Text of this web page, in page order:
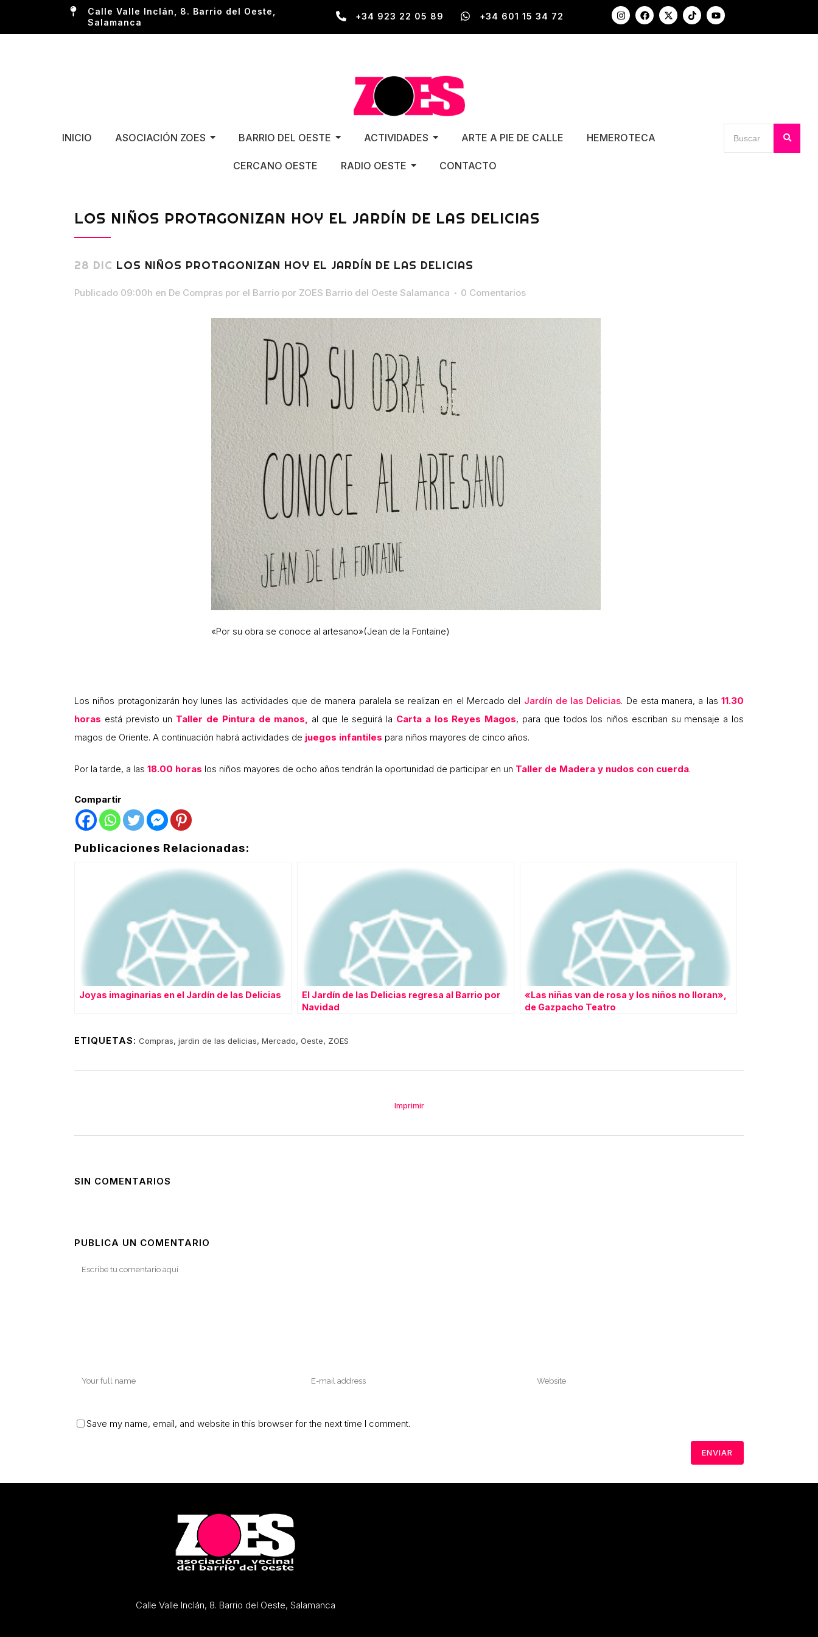
Calle Valle Inclán, 8. Barrio del Oeste,
Salamanca
+34 923 22 05 89 +34 601 15 34 72
INICIO ASOCIACIÓN ZOES BARRIO DEL OESTE ACTIVIDADES ARTE A PIE DE CALLE HEMEROTECA
CERCANO OESTE RADIO OESTE CONTACTO
LOS NIÑOS PROTAGONIZAN HOY EL JARDÍN DE LAS DELICIAS
28 DIC LOS NIÑOS PROTAGONIZAN HOY EL JARDÍN DE LAS DELICIAS
Publicado 09:00h en De Compras por el Barrio por ZOES Barrio del Oeste Salamanca 0 Comentarios
«Por su obra se conoce al artesano»(Jean de la Fontaine)
Los niños protagonizarán hoy lunes las actividades que de manera paralela se realizan en el Mercado del Jardín de las Delicias. De esta manera, a las11.30
horas está previsto un Taller de Pintura de manos, al que le seguirá la Carta a los Reyes Magos, para que todos los niños escriban su mensaje a los
magos de Oriente. A continuación habrá actividades de juegos infantiles para niños mayores de cinco años.
Por la tarde, a las 18.00 horas los niños mayores de ocho años tendrán la oportunidad de participar en un Taller de Madera y nudos con cuerda.
Compartir
Publicaciones Relacionadas:
Joyas imaginarias en el Jardín de las Delicias
El Jardín de las Delicias regresa al Barrio por
Navidad
«Las niñas van de rosa y los niños no lloran»,
de Gazpacho Teatro
ETIQUETAS: Compras, jardin de las delicias, Mercado, Oeste, ZOES
Imprimir
SIN COMENTARIOS
PUBLICA UN COMENTARIO
Save my name, email, and website in this browser for the next time I comment.
Calle Valle Inclán, 8. Barrio del Oeste, Salamanca